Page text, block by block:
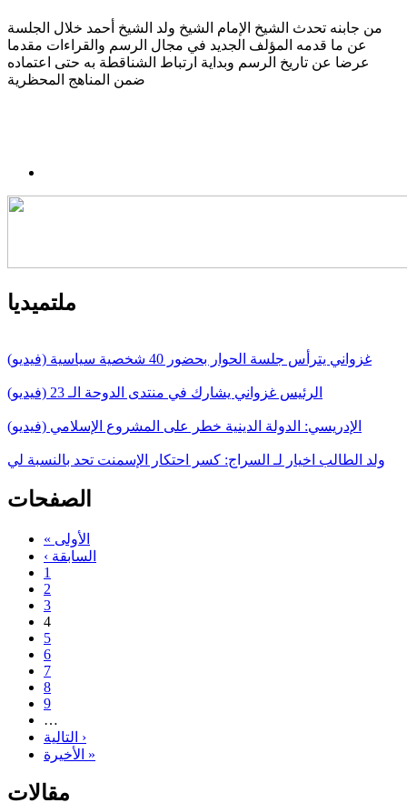
من جابنه تحدث الشيخ الإمام الشيخ ولد الشيخ أحمد خلال الجلسة
عن ما قدمه المؤلف الجديد في مجال الرسم والقراءات مقدما
عرضا عن تاريخ الرسم وبداية ارتباط الشناقطة به حتى اعتماده
ضمن المناهج المحظرية
ملتميديا
غزواني يترأس جلسة الحوار بحضور 40 شخصية سياسية (فيديو)
الرئيس غزواني يشارك في منتدى الدوحة الـ 23 (فيديو)
الإدريسي: الدولة الدينية خطر على المشروع الإسلامي (فيديو)
ولد الطالب اخيار لـ السراج: كسر احتكار الإسمنت تحد بالنسبة لي
الصفحات
« الأولى
‹ السابقة
1
2
3
4
5
6
7
8
9
…
التالية ›
الأخيرة »
مقالات